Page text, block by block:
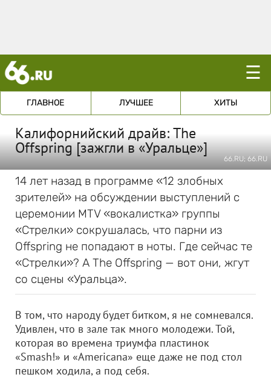
☰
ГЛАВНОЕ ЛУЧШЕЕ ХИТЫ
Калифорнийский драйв: The
Offspring [зажгли в «Уральце»]
66.RU; 66.RU
14 лет назад в программе «12 злобных
зрителей» на обсуждении выступлений с
церемонии MTV «вокалистка» группы
«Стрелки» сокрушалась, что парни из
Offspring не попадают в ноты. Где сейчас те
«Стрелки»? А The Offspring — вот они, жгут
со сцены «Уральца».
В том, что народу будет битком, я не сомневался.
Удивлен, что в зале так много молодежи. Той,
которая во времена триумфа пластинок
«Smash!» и «Americana» еще даже не под стол
пешком ходила, а под себя.